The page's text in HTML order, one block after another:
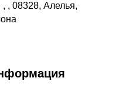
, 08328, Алелья,